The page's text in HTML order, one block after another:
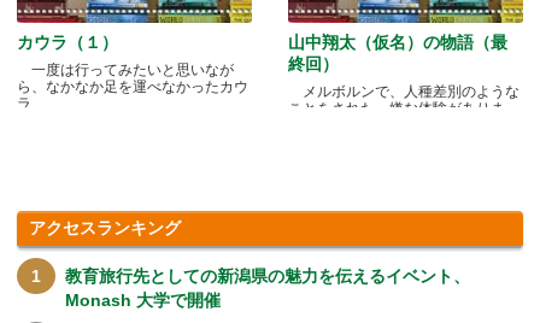
カウラ（１）
一度は行ってみたいと思いなが
ら、なかなか足を運べなかったカウ
ラ.....
山中翔太（仮名）の物語（最
終回）
メルボルンで、人種差別のような
ことをされた、嫌な体験がありま
アクセスランキング
教育旅行先としての新潟県の魅力を伝えるイベント、
Monash 大学で開催